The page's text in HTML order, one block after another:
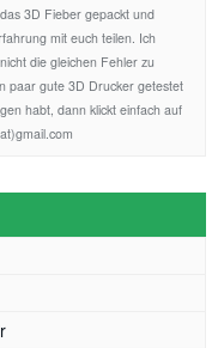
3D Fieber gepackt und
mit euch teilen. Ich
die gleichen Fehler zu
paar gute 3D Drucker getestet
habt, dann klickt einfach auf